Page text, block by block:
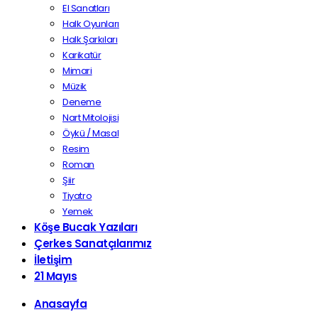
El Sanatları
Halk Oyunları
Halk Şarkıları
Karikatür
Mimari
Müzik
Deneme
Nart Mitolojisi
Öykü / Masal
Resim
Roman
Şiir
Tiyatro
Yemek
Köşe Bucak Yazıları
Çerkes Sanatçılarımız
İletişim
21 Mayıs
Anasayfa